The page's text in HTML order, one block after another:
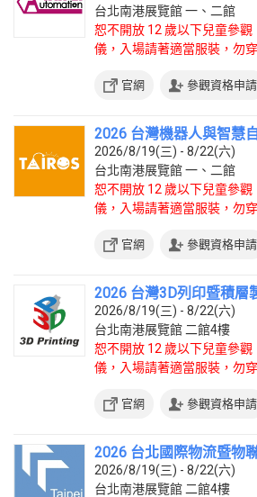
台北南港展覽館 一、二館
恕不開放 12 歲以下兒童參
儀，入場請著適當服裝，勿
官網 參觀資格申請
2026 台灣機器人與智慧
2026/8/19(三) - 8/22(六)
台北南港展覽館 一、二館
恕不開放 12 歲以下兒童參
儀，入場請著適當服裝，勿
官網 參觀資格申請
2026 台灣3D列印暨積層
2026/8/19(三) - 8/22(六)
台北南港展覽館 二館4樓
恕不開放 12 歲以下兒童參
儀，入場請著適當服裝，勿
官網 參觀資格申請
2026 台北國際物流暨物
2026/8/19(三) - 8/22(六)
台北南港展覽館 二館4樓